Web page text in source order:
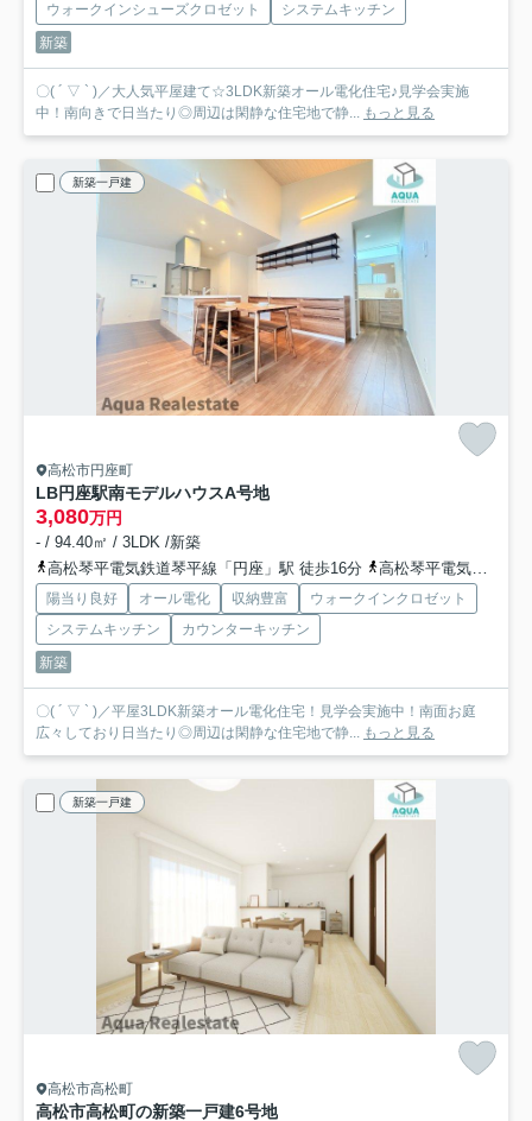
ウォークインシューズクロゼット
システムキッチン
新築
〇( ´ ▽ ` )／大人気平屋建て☆3LDK新築オール電化住宅♪見学会実施
中！南向きで日当たり◎周辺は閑静な住宅地で静... もっと見る
新築一戸建
高松市円座町
LB円座駅南モデルハウスA号地
3,080万円
- / 94.40㎡ / 3LDK /新築
高松琴平電気鉄道琴平線「円座」駅 徒歩16分
高松琴平電気鉄道琴平線「一宮」駅 徒歩31分
陽当り良好 オール電化 収納豊富
ウォークインクロゼット
システムキッチン
カウンターキッチン
新築
〇( ´ ▽ ` )／平屋3LDK新築オール電化住宅！見学会実施中！南面お庭
広々しており日当たり◎周辺は閑静な住宅地で静...
もっと見る
新築一戸建
高松市高松町
高松市高松町の新築一戸建6号地